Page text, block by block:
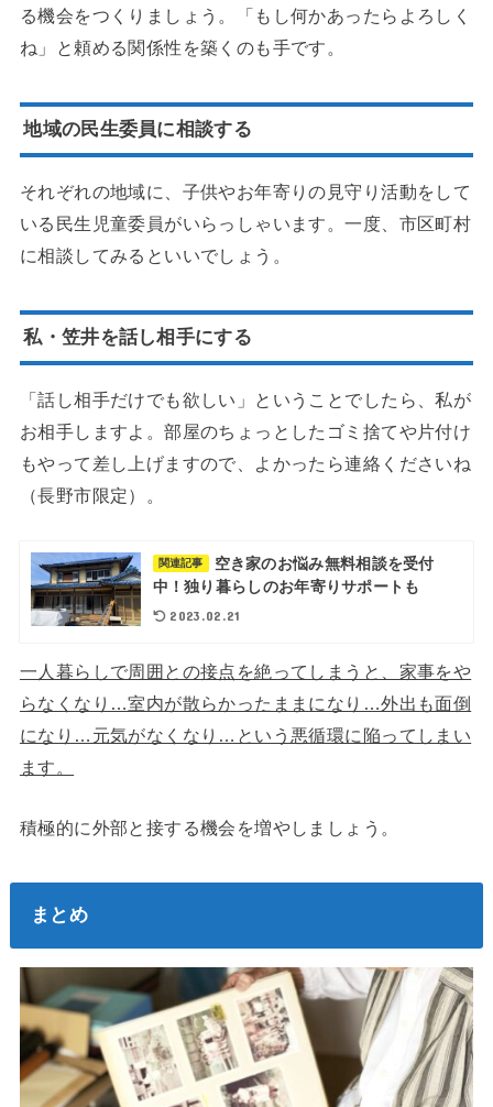
る機会をつくりましょう。「もし何かあったらよろしく
ね」と頼める関係性を築くのも手です。
地域の民生委員に相談する
それぞれの地域に、子供やお年寄りの見守り活動をして
いる民生児童委員がいらっしゃいます。一度、市区町村
に相談してみるといいでしょう。
私・笠井を話し相手にする
「話し相手だけでも欲しい」ということでしたら、私が
お相手しますよ。部屋のちょっとしたゴミ捨てや片付け
もやって差し上げますので、よかったら連絡くださいね
（長野市限定）。
関連記事
空き家のお悩み無料相談を受付
中！独り暮らしのお年寄りサポートも
2023.02.21
一人暮らしで周囲との接点を絶ってしまうと、家事をや
らなくなり…室内が散らかったままになり…外出も面倒
になり…元気がなくなり…という悪循環に陥ってしまい
ます。
積極的に外部と接する機会を増やしましょう。
まとめ